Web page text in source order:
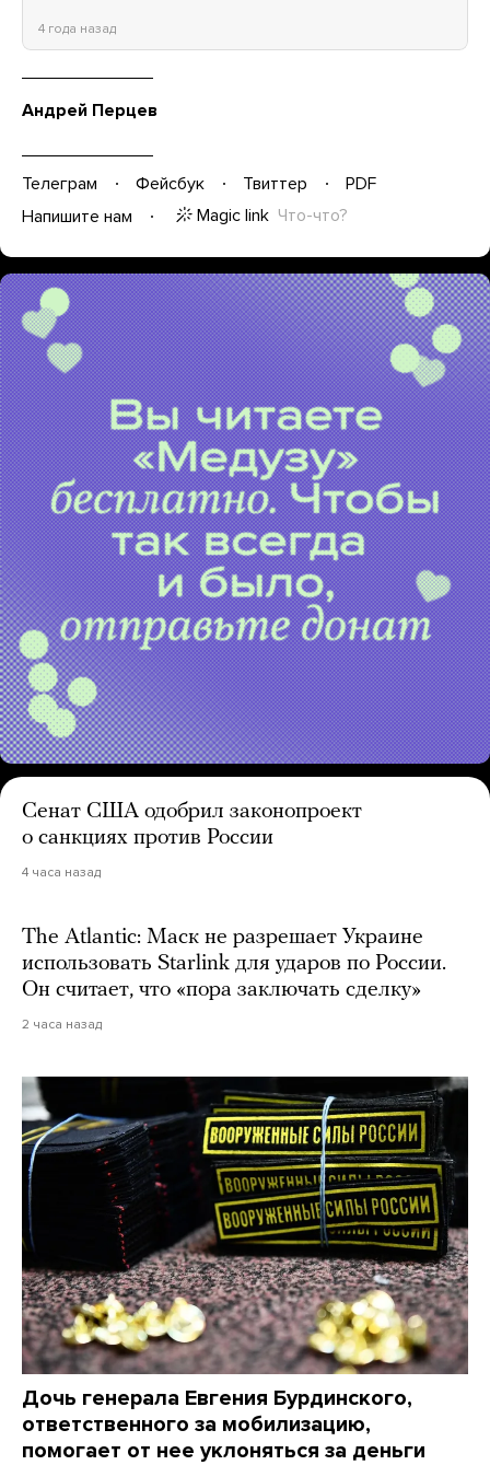
4 года назад
Андрей Перцев
Телеграм Фейсбук Твиттер
PDF
Напишите нам
Magic link Что-что?
Сенат США одобрил законопроект
о санкциях против России
4 часа назад
The Atlantic: Маск не разрешает Украине
использовать Starlink для ударов по России.
Он считает, что «пора заключать сделку»
2 часа назад
Дочь генерала Евгения Бурдинского,
ответственного за мобилизацию,
помогает от нее уклоняться за деньги